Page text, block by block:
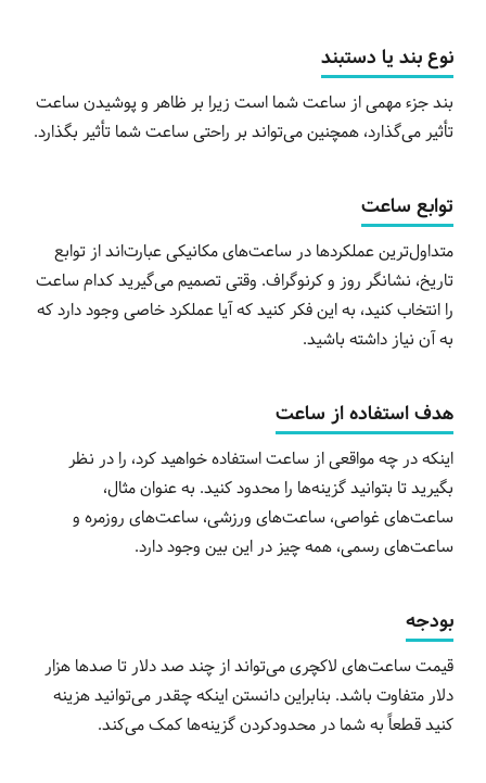
نوع بند یا دستبند
بند جزء مهمی از ساعت شما است زیرا بر ظاهر و پوشیدن ساعت
تأثیر می‌گذارد، همچنین می‌تواند بر راحتی ساعت شما تأثیر بگذارد.
توابع ساعت
متداول‌ترین عملکردها در ساعت‌های مکانیکی عبارت‌اند از توابع
تاریخ، نشانگر روز و کرنوگراف. وقتی تصمیم می‌گیرید کدام ساعت
را انتخاب کنید، به این فکر کنید که آیا عملکرد خاصی وجود دارد که
به آن نیاز داشته باشید.
هدف استفاده از ساعت
اینکه در چه مواقعی از ساعت استفاده خواهید کرد، را در نظر
بگیرید تا بتوانید گزینه‌ها را محدود کنید. به عنوان مثال،
ساعت‌های غواصی، ساعت‌های ورزشی، ساعت‌های روزمره و
ساعت‌های رسمی، همه چیز در این بین وجود دارد.
بودجه
قیمت ساعت‌های لاکچری می‌تواند از چند صد دلار تا صدها هزار
دلار متفاوت باشد. بنابراین دانستن اینکه چقدر می‌توانید هزینه
کنید قطعاً به شما در محدودکردن گزینه‌ها کمک می‌کند.